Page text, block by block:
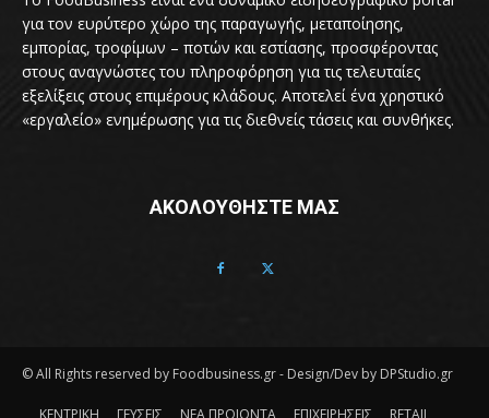
για τον ευρύτερο χώρο της παραγωγής, μεταποίησης,
εμπορίας, τροφίμων – ποτών και εστίασης, προσφέροντας
στους αναγνώστες του πληροφόρηση για τις τελευταίες
εξελίξεις στους επιμέρους κλάδους. Αποτελεί ένα χρηστικό
«εργαλείο» ενημέρωσης για τις διεθνείς τάσεις και συνθήκες.
ΑΚΟΛΟΥΘΗΣΤΕ ΜΑΣ
© All Rights reserved by Foodbusiness.gr - Design/Dev by DPStudio.gr